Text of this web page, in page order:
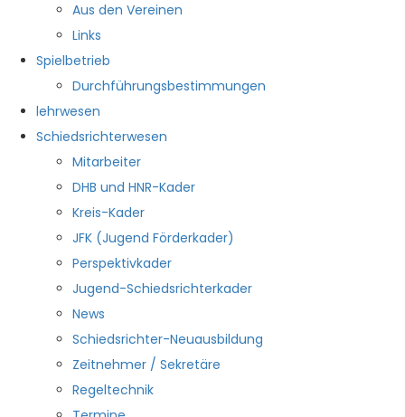
Aus den Vereinen
Links
Spielbetrieb
Durchführungsbestimmungen
lehrwesen
Schiedsrichterwesen
Mitarbeiter
DHB und HNR-Kader
Kreis-Kader
JFK (Jugend Förderkader)
Perspektivkader
Jugend-Schiedsrichterkader
News
Schiedsrichter-Neuausbildung
Zeitnehmer / Sekretäre
Regeltechnik